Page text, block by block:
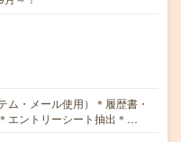
ム・メール使用）＊履歴書・
エントリーシート抽出＊…